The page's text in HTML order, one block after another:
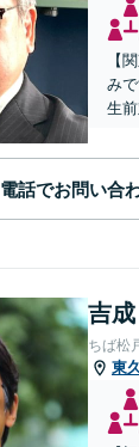
【
み
生
電話でお問い合
吉
ちば松
東